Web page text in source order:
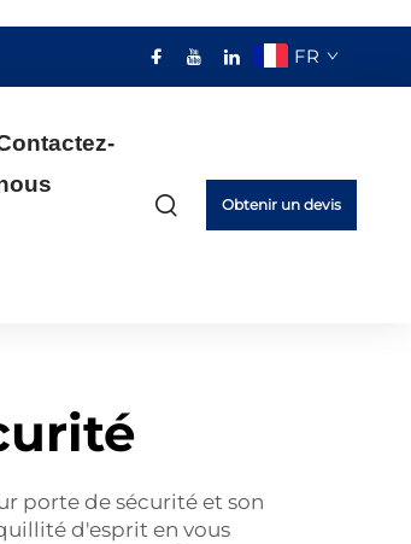
FR
Obtenir un devis
porte de sécurité et son
d'esprit en vous